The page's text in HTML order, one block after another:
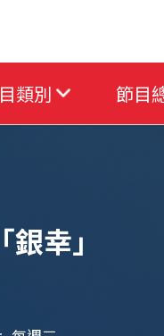
類別 節目
幸」